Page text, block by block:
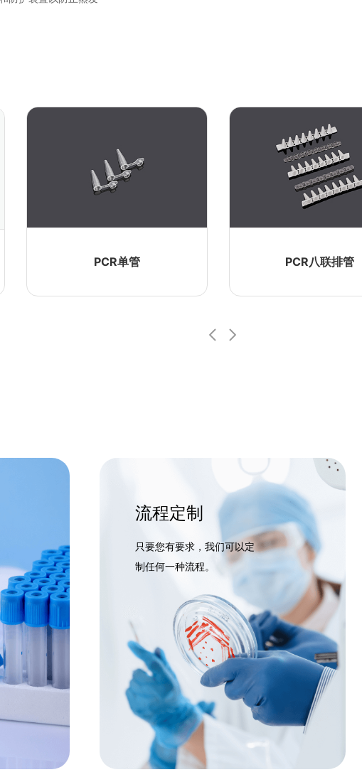
PCR单管 PCR八联排管
酶标板 96孔 深孔板
微孔板
流程定制
只要您有要求，我们可以定
制任何一种流程。